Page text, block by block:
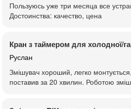
Пользуюсь уже три месяца все
Достоинства: качество, цена
Кран з таймером для холодної/
Руслан
Змішувач хороший, легко
поставив за 20 хвилин. Роботою